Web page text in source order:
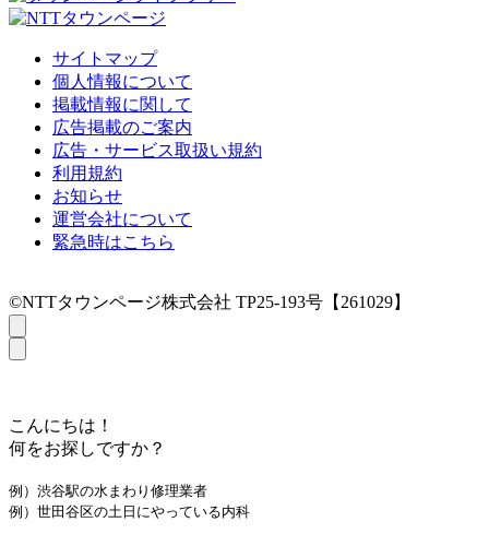
サイトマップ
個人情報について
掲載情報に関して
広告掲載のご案内
広告・サービス取扱い規約
利用規約
お知らせ
運営会社について
緊急時はこちら
©NTTタウンページ株式会社 TP25-193号【261029】
こんにちは！
何をお探しですか？
例）渋谷駅の水まわり修理業者
例）世田谷区の土日にやっている内科